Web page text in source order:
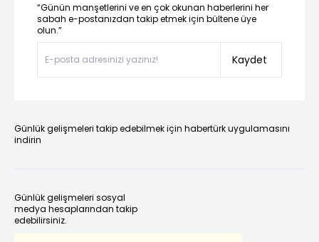
“Günün manşetlerini ve en çok okunan haberlerini her
sabah e-postanızdan takip etmek için bültene üye
olun.”
Kaydet
Günlük gelişmeleri takip edebilmek için habertürk uygulamasını
indirin
Günlük gelişmeleri sosyal
medya hesaplarından takip
edebilirsiniz.